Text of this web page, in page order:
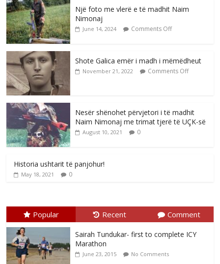
Një foto me vlerë e të madhit Naim
Nimonaj
June 14, 2024 Comments Off
Shote Galica emër i madh i mëmëdheut
November 21, 2022 Comments Off
Nesër shënohet përvjetori i të madhit
Naim Nimonaj me trimat tjerë të UÇK-së
August 10, 2021 0
Historia ushtarit të panjohur!
May 18, 2021 0
Popular Recent Comment
Sairah Tundukar- first to complete ICY
Marathon
June 23, 2015 No Comments